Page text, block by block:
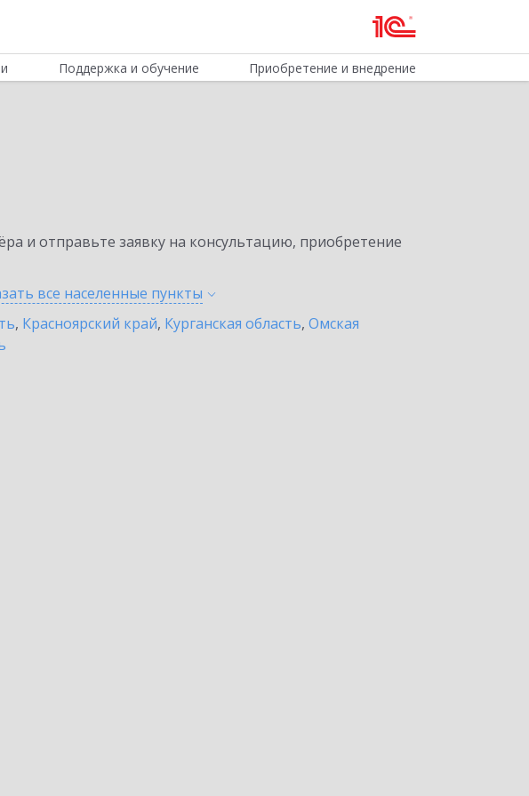
Поддержка и обучение Приобретение и внедрение
и отправьте заявку на консультацию, приобретение
все населенные пункты
, Красноярский край, Курганская область, Омская